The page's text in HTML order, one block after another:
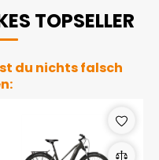
TOPSELLER
du nichts falsch